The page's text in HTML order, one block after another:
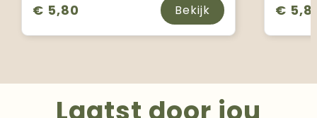
€ 5,80 Bekijk €